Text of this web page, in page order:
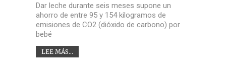
Dar leche durante seis meses supone un
ahorro de entre 95 y 154 kilogramos de
emisiones de CO2 (dióxido de carbono) por
bebé
LEE MÁS...